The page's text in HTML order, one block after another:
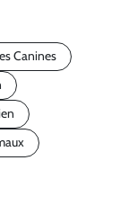
Canines